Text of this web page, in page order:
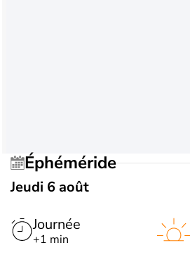
Éphéméride
Jeudi 6 août
Journée
+1 min